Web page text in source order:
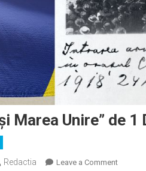
Marea Unire” de 1
Redactia Leave a Commenton